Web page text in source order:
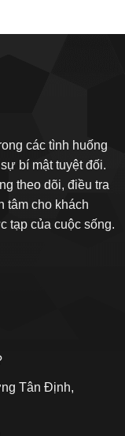
các tình huống
bí mật tuyệt đối.
theo dõi, điều tra
tâm cho khách
tạp của cuộc sống.
Tân Định,